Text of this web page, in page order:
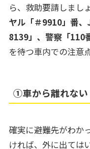
ら、救助要請しまし
ヤル「＃9910」番
8139」、警察「110
を待つ車内での注意
➀車から離れない
確実に避難先がわか
ければ、外に出ては